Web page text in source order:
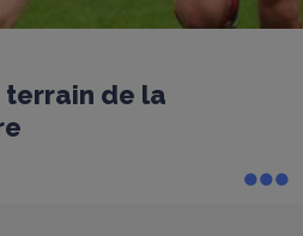
terrain de la